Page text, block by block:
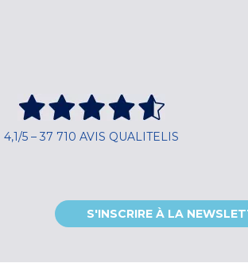
4,1/5 – 37 710 AVIS QUALITELIS
S'INSCRIRE À LA